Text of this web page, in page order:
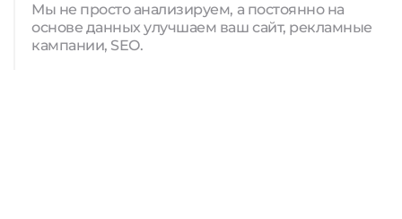
Мы не просто анализируем, а постоянно на
основе данных улучшаем ваш сайт, рекламные
кампании, SEO.